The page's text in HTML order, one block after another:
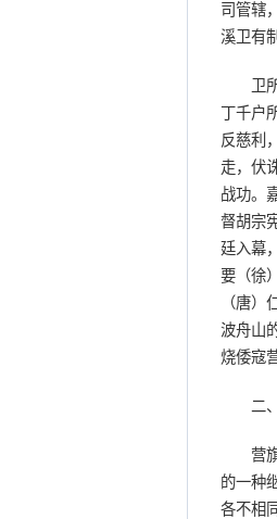
司管辖
溪卫有
卫所
丁千户
反慈利
走，伏
战功。
督胡宗
廷入幕
要（徐
（唐）
波舟山
烧倭寇
二、
营旗
的一种
各不相